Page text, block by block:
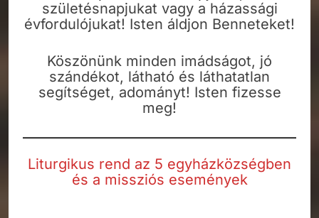
születésnapjukat vagy a házassági
évfordulójukat! Isten áldjon Benneteket!
Köszönünk minden imádságot, jó
szándékot, látható és láthatatlan
segítséget, adományt! Isten fizesse
meg!
Liturgikus rend az 5 egyházközségben
és a missziós események